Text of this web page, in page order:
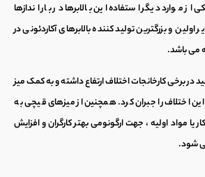
از موارد دیگر استفاده این بالابرها در بار اندازها
و بزرگترین تولید کننده بالابرهای آکاردئونی در
برخی کارخانجات اختلاف ارتفاع داشته و به کمک میز
اختلاف را جبران کرد. همچنین از میزهای قیچی به
یا مواد اولیه ، جهت ارگونومی بهتر کارگران و افزایش
شود.